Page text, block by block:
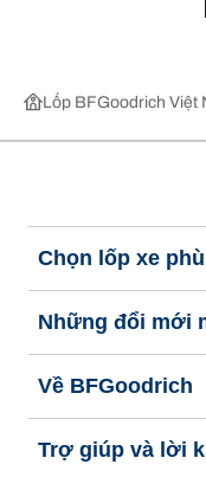
Lốp BFGoodrich Việt
Chọn lốp xe
Những đổi mới
Về BFGoodrich
Trợ giúp và lời